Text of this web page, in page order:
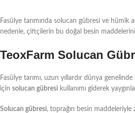
Fasülye tarımında solucan gübresi ve hümik
nedenle, çiftçilerin bu doğal besin
TeoxFarm Solucan
Fasülye tarımı, uzun yıllardır dünya
için solucan gübresi kullanımı giderek
Solucan gübresi, toprağın besin maddeleriyle